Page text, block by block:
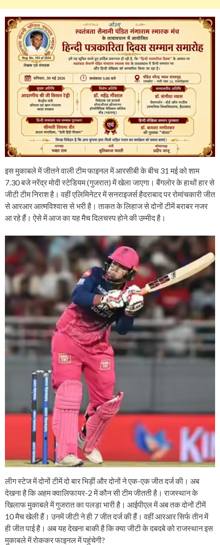
इस मुकाबले में जीतने वाली टीम फाइनल में आरसीबी के बीच 31 मई को शाम
7.30 बजे नरेंद्र मोदी स्टेडियम (गुजरात) में खेला जाएगा। बैंगलोर के हाथों हार से
जीटी टीम निराश है। वहीं एलिमिनेटर में सनराइजर्स हैदराबाद पर रोमांचकारी जीत
से आरआर आत्मविश्वास से भरी है। ताकत के लिहाज से दोनों टीमें बराबर नजर
आ रहे हैं। ऐसे में आज का यह मैच दिलचस्प होने की उम्मीद है।
लीग स्टेज में दोनों टीमें दो बार भिड़ीं और दोनों ने एक-एक जीत दर्ज की। अब
देखना है कि अहम क्वालिफायर-2 में कौन सी टीम जीतती है। राजस्थान के
खिलाफ मुकाबले में गुजरात का पलड़ा भारी है। आईपीएल में अब तक दोनों टीमें
10 मैच खेली हैं। उनमें जीटी ने ही 7 जीत दर्ज की हैं। वहीं आरआर सिर्फ तीन में
ही जीत पाई है। अब यह देखना बाकी है कि क्या जीटी के दबदबे को राजस्थान इस
मुकाबले में रोककर फाइनल में पहुंचेगी?